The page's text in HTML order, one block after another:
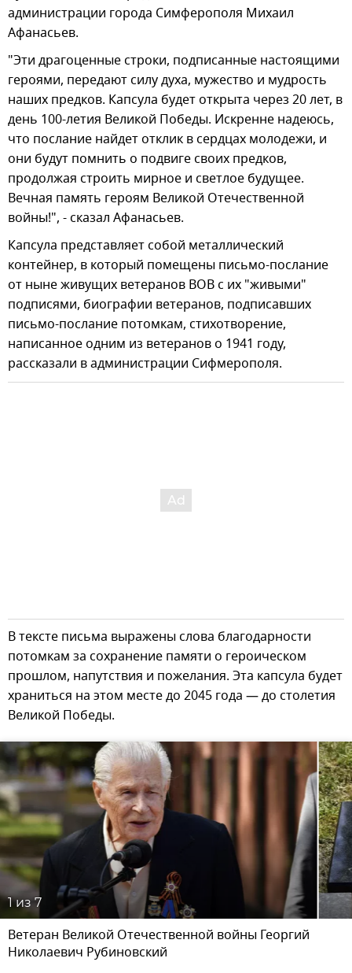
администрации города Симферополя Михаил
Афанасьев.
"Эти драгоценные строки, подписанные настоящими
героями, передают силу духа, мужество и мудрость
наших предков. Капсула будет открыта через 20 лет, в
день 100-летия Великой Победы. Искренне надеюсь,
что послание найдет отклик в сердцах молодежи, и
они будут помнить о подвиге своих предков,
продолжая строить мирное и светлое будущее.
Вечная память героям Великой Отечественной
войны!", - сказал Афанасьев.
Капсула представляет собой металлический
контейнер, в который помещены письмо-послание
от ныне живущих ветеранов ВОВ с их "живыми"
подписями, биографии ветеранов, подписавших
письмо-послание потомкам, стихотворение,
написанное одним из ветеранов о 1941 году,
рассказали в администрации Сифмерополя.
В тексте письма выражены слова благодарности
потомкам за сохранение памяти о героическом
прошлом, напутствия и пожелания. Эта капсула будет
храниться на этом месте до 2045 года — до столетия
Великой Победы.
1из 7
Ветеран Великой Отечественной войны Георгий
Николаевич Рубиновский